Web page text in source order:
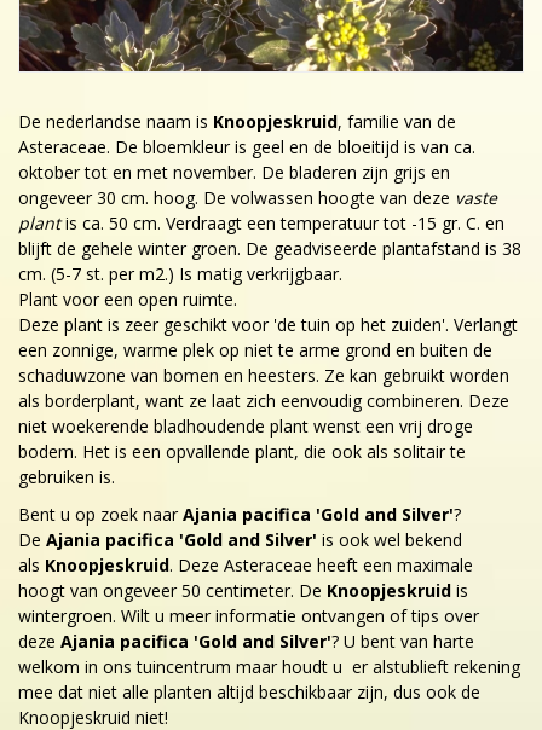
De nederlandse naam is Knoopjeskruid, familie van de
Asteraceae. De bloemkleur is geel en de bloeitijd is van ca.
oktober tot en met november. De bladeren zijn grijs en
ongeveer 30 cm. hoog. De volwassen hoogte van deze vaste
plantis ca. 50 cm. Verdraagt een temperatuur tot -15 gr. C. en
blijft de gehele winter groen. De geadviseerde plantafstand is 38
cm. (5-7 st. per m2.) Is matig verkrijgbaar.
Plant voor een open ruimte.
Deze plant is zeer geschikt voor 'de tuin op het zuiden'. Verlangt
een zonnige, warme plek op niet te arme grond en buiten de
schaduwzone van bomen en heesters. Ze kan gebruikt worden
als borderplant, want ze laat zich eenvoudig combineren. Deze
niet woekerende bladhoudende plant wenst een vrij droge
bodem. Het is een opvallende plant, die ook als solitair te
gebruiken is.
Bent u op zoek naarAjania pacifica 'Gold and Silver'?
De Ajania pacifica 'Gold and Silver' is ook wel bekend
als Knoopjeskruid. Deze Asteraceae heeft een maximale
hoogt van ongeveer 50 centimeter. De Knoopjeskruid is
wintergroen. Wilt u meer informatie ontvangen of tips over
deze Ajania pacifica 'Gold and Silver'? U bent van harte
welkom in ons tuincentrum maar houdt u er alstublieft rekening
mee dat niet alle planten altijd beschikbaar zijn, dus ook de
Knoopjeskruid niet!